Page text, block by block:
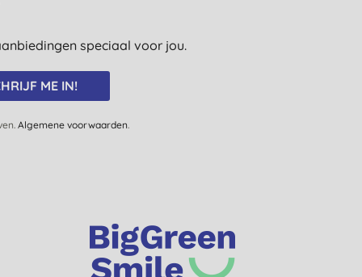
speciaal voor jou.
ME IN!
Algemene voorwaarden.